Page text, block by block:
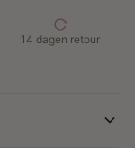
brengen op
14 dagen retour